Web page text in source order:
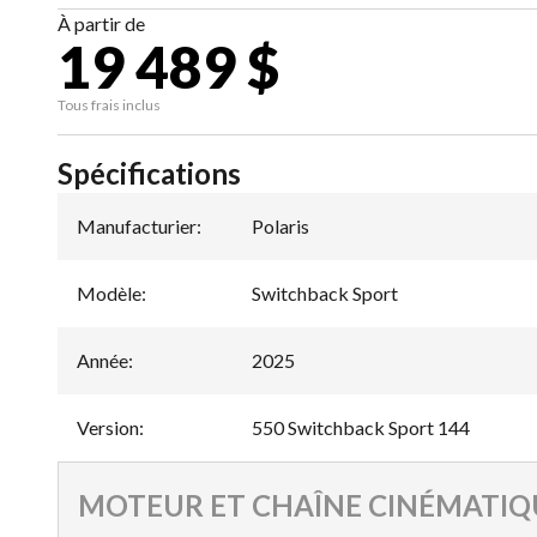
À partir de
19 489 $
Tous frais inclus
Spécifications
Manufacturier: Polaris
Modèle: Switchback Sport
Année: 2025
Version: 550 Switchback Sport 144
MOTEUR ET CHAÎNE